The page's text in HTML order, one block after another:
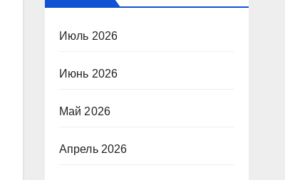
Июль 2026
Июнь 2026
Май 2026
Апрель 2026